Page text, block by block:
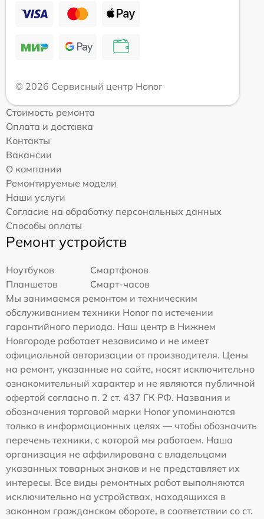
© 2026 Сервисный центр Honor
Стоимость ремонта
Оплата и доставка
Контакты
Вакансии
О компании
Ремонтируемые модели
Наши услуги
Согласие на обработку персональных данных
Способы оплаты
Ремонт устройств
Ноутбуков
Смартфонов
Планшетов
Смарт-часов
Мы занимаемся ремонтом и техническим
обслуживанием техники Honor по истечении
гарантийного периода. Наш центр в Нижнем
Новгороде работает независимо и не имеет
официальной авторизации от производителя. Цены
на ремонт, указанные на сайте, носят исключительно
ознакомительный характер и не являются публичной
офертой согласно п. 2 ст. 437 ГК РФ. Названия и
обозначения торговой марки Honor упоминаются
только в информационных целях — чтобы обозначить
перечень техники, с которой мы работаем. Наша
организация не аффилирована с владельцами
указанных товарных знаков и не представляет их
интересы. Все виды ремонтных работ выполняются
исключительно на устройствах, находящихся в
законном гражданском обороте, в соответствии со ст.